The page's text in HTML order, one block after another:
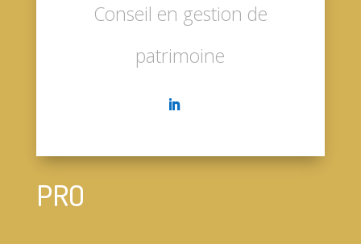
Conseil en gestion de
patrimoine
PRO